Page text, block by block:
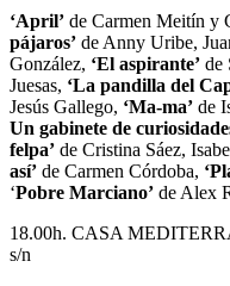
‘April’ de Carmen Meitín y
pájaros’ de Anny Uribe,
González, ‘El aspirante’ de
Juesas, ‘La pandilla del
Jesús Gallego, ‘Ma-ma’ de
Un gabinete de
felpa’ de Cristina Sáez,
así’ de Carmen Córdoba,
‘Pobre Marciano’ de Alex
18.00h. CASA
s/n